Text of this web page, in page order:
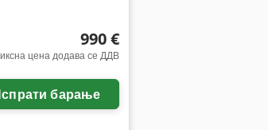
990 €
цена додава се ДДВ
барање